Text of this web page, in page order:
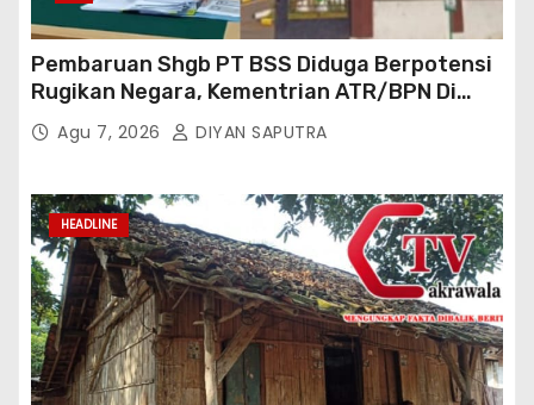
Pembaruan Shgb PT BSS Diduga Berpotensi
Rugikan Negara, Kementrian ATR/BPN Di
Gugat Di PTUN Jakarta
Agu 7, 2026 DIYAN SAPUTRA
HEADLINE